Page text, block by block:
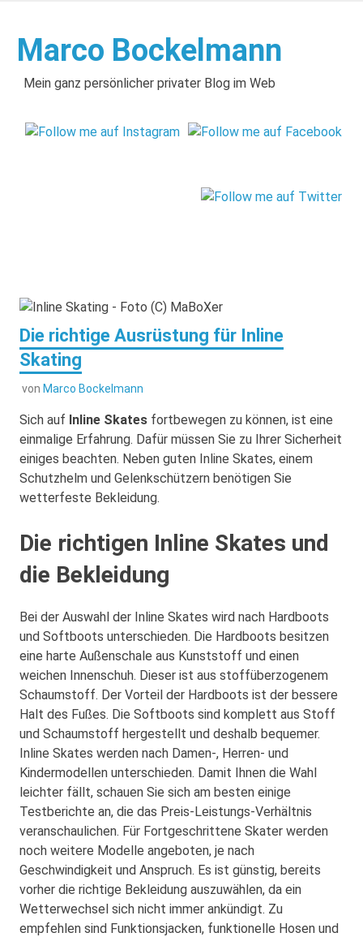
springen
Marco Bockelmann
Mein ganz persönlicher privater Blog im Web
Die richtige Ausrüstung für Inline
Skating
von Marco Bockelmann
Sich auf Inline Skates fortbewegen zu können, ist eine
einmalige Erfahrung. Dafür müssen Sie zu Ihrer Sicherheit
einiges beachten. Neben guten Inline Skates, einem
Schutzhelm und Gelenkschützern benötigen Sie
wetterfeste Bekleidung.
Die richtigen Inline Skates und
die Bekleidung
Bei der Auswahl der Inline Skates wird nach Hardboots
und Softboots unterschieden. Die Hardboots besitzen
eine harte Außenschale aus Kunststoff und einen
weichen Innenschuh. Dieser ist aus stoffüberzogenem
Schaumstoff. Der Vorteil der Hardboots ist der bessere
Halt des Fußes. Die Softboots sind komplett aus Stoff
und Schaumstoff hergestellt und deshalb bequemer.
Inline Skates werden nach Damen-, Herren- und
Kindermodellen unterschieden. Damit Ihnen die Wahl
leichter fällt, schauen Sie sich am besten einige
Testberichte an, die das Preis-Leistungs-Verhältnis
veranschaulichen. Für Fortgeschrittene Skater werden
noch weitere Modelle angeboten, je nach
Geschwindigkeit und Anspruch. Es ist günstig, bereits
vorher die richtige Bekleidung auszuwählen, da ein
Wetterwechsel sich nicht immer ankündigt. Zu
empfehlen sind Funktionsjacken, funktionelle Hosen und